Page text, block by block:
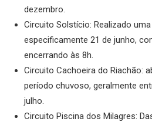
dezembro.
Circuito Solstício: Realizado
especificamente 21 de junho,
encerrando às 8h.
Circuito Cachoeira do Riachão:
período chuvoso, geralmente
julho.
Circuito Piscina dos Milagres: